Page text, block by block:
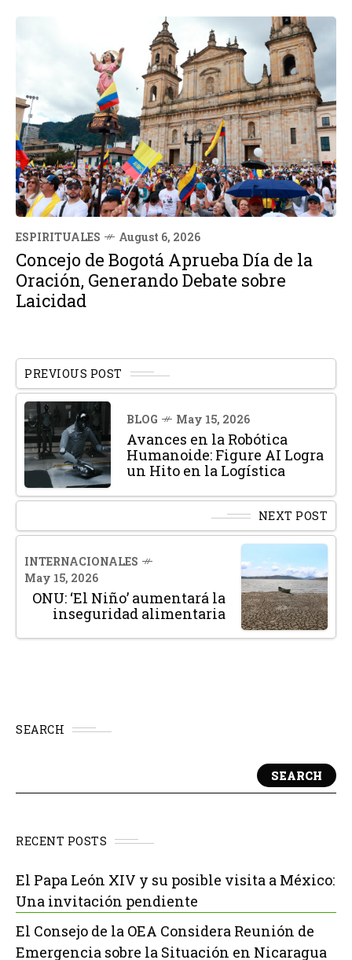
ESPIRITUALES August 6, 2026
Concejo de Bogotá Aprueba Día de la
Oración, Generando Debate sobre
Laicidad
PREVIOUS POST
BLOG May 15, 2026
Avances en la Robótica
Humanoide: Figure AI Logra
un Hito en la Logística
NEXT POST
INTERNACIONALES
May 15, 2026
ONU: ‘El Niño’ aumentará la
inseguridad alimentaria
SEARCH
SEARCH
RECENT POSTS
El Papa León XIV y su posible visita a México:
Una invitación pendiente
El Consejo de la OEA Considera Reunión de
Emergencia sobre la Situación en Nicaragua